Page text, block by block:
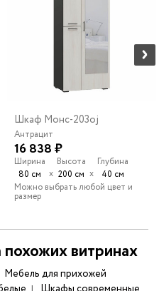
Шкаф Монс-203oj
Антрацит
16 838 ₽
Ширина
80 см
х
Высота
200 см х
Глубина
40 см
Можно выбрать любой цвет и
размер
витринах
Мебель для прихожей